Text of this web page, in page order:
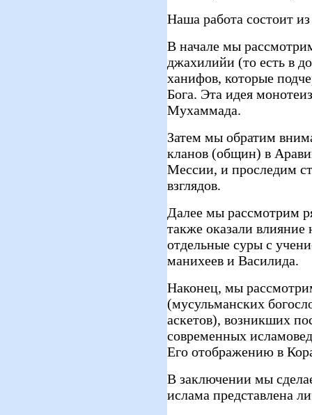
Наша работа состоит
В начале мы
джахилийи (то есть в
ханифов, которые
Бога. Эта идея
Мухаммада.
Затем мы обратим
кланов (общин) в
Мессии, и проследим
взглядов.
Далее мы рассмотрим
также оказали
отдельные суры с
манихеев и Василида.
Наконец, мы
(мусульманских
аскетов), возникших
современных
Его отображению в
В заключении мы
ислама представлена